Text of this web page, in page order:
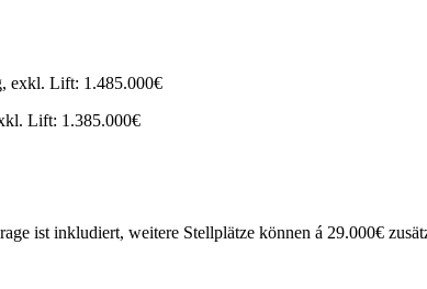
exkl. Lift: 1.485.000€
Lift: 1.385.000€
ist inkludiert, weitere Stellplätze können á 29.000€